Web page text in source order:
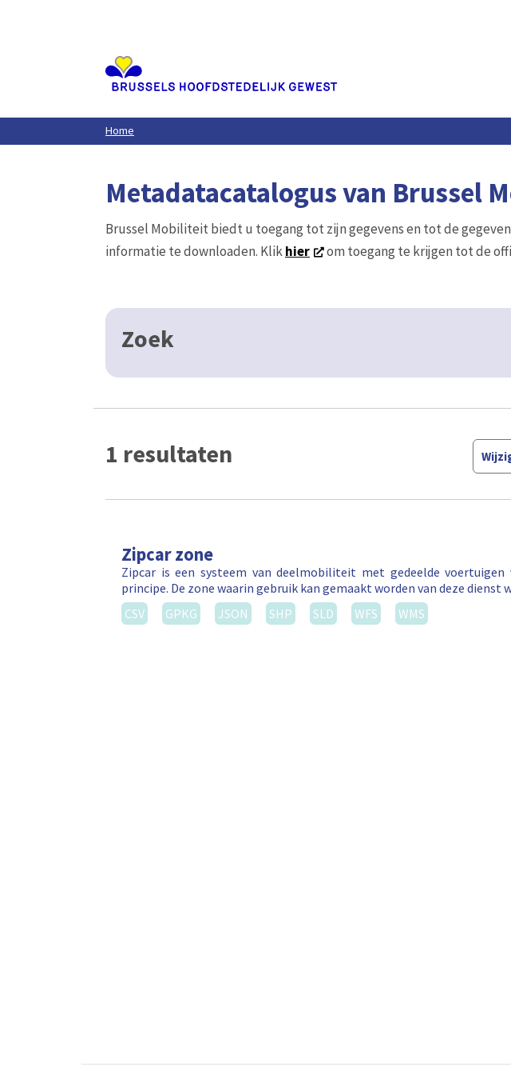
Home
Metadatacatalogus van Brussel
Brussel Mobiliteit biedt u toegang tot zijn gegevens en tot de
informatie te downloaden. Klikhier om toegang te krijgen tot de
Zoek
1 resultaten
Zipcar zone
Zipcar is een systeem van deelmobiliteit met gedeelde
principe. De zone waarin gebruik kan gemaakt worden van deze dienst
CSV
GPKG JSON SHP SLD WFS WMS